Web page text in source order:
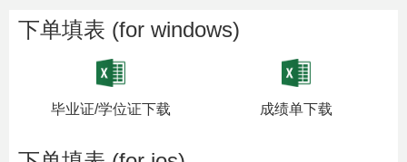
下单填表 (for windows)
毕业证/学位证下载 成绩单下载